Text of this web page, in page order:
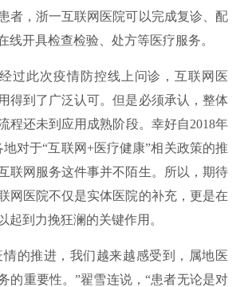
者，浙一互联网医院可以完成复诊、配
线开具检查检验、处方等医疗服务。
过此次疫情防控线上问诊，互联网医
得到了广泛认可。但是必须承认，整体
程还未到应用成熟阶段。幸好自2018年
对于“互联网+医疗健康”相关政策的推
联网服务这件事并不陌生。所以，期待
网医院不仅是实体医院的补充，更是在
起到力挽狂澜的关键作用。
情的推进，我们越来越感受到，属地医
的重要性。”翟雪连说，“患者无论是对